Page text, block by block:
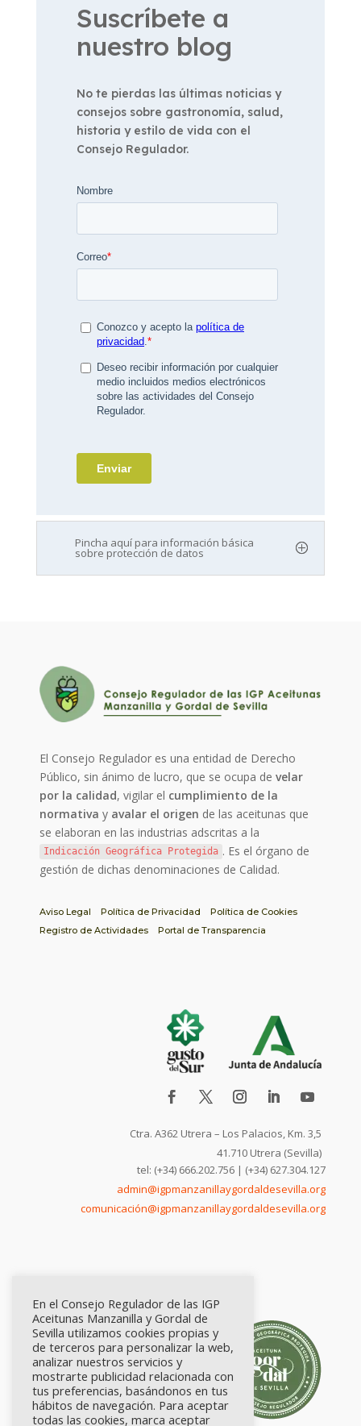
Suscríbete a
nuestro blog
No te pierdas las últimas noticias y
consejos sobre gastronomía, salud,
historia y estilo de vida con el
Consejo Regulador.
Pincha aquí para información básica
sobre protección de datos
El Consejo Regulador es una entidad de Derecho
Público, sin ánimo de lucro, que se ocupa develar
por la calidad, vigilar el cumplimiento de la
normativa y avalar el origen de las aceitunas que
se elaboran en las industrias adscritas a la
Indicación Geográfica Protegida . Es el órgano de
gestión de dichas denominaciones de Calidad.
Aviso Legal Política de Privacidad
Política de Cookies
Registro de Actividades
Portal de Transparencia
Ctra. A362 Utrera – Los Palacios, Km. 3,5
41.710 Utrera (Sevilla)
tel: (+34) 666.202.756 | (+34) 627.304.127
admin@igpmanzanillaygordaldesevilla.org
comunicación@igpmanzanillaygordaldesevilla.org
En el Consejo Regulador de las IGP
Aceitunas Manzanilla y Gordal de
Sevilla utilizamos cookies propias y
de terceros para personalizar la web,
analizar nuestros servicios y
mostrarte publicidad relacionada con
tus preferencias, basándonos en tus
hábitos de navegación. Para aceptar
todas las cookies, marca aceptar